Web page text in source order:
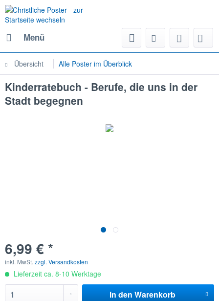
Menü
Übersicht Alle Poster im Überblick
Kinderratebuch - Berufe, die uns in der
Stadt begegnen
6,99 € *
inkl. MwSt.zzgl. Versandkosten
Lieferzeit ca. 8-10 Werktage
In den Warenkorb